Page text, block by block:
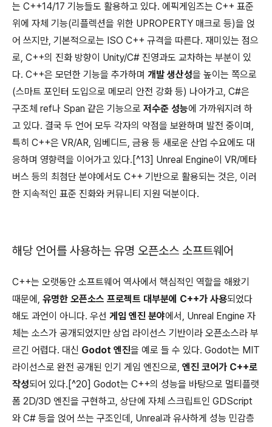
는 C++14/17 기능들도 활용하고 있다. 에픽게임즈는 C++ 표준
위에 자체 기능(리플렉션을 위한 UPROPERTY 매크로 등)을 얹
어 쓰지만, 기본적으로는 ISO C++ 규격을 따른다. 재미있는 점으
로, C++의 진화 방향이 Unity/C# 진영과도 교차하는 부분이 있
다. C++은 모던한 기능을 추가하며 개발 생산성을 높이는 쪽으로
(스마트 포인터 도입으로 메모리 안전 강화 등) 나아가고, C#은
구조체 ref나 Span 같은 기능으로 저수준 성능에 가까워지려 하
고 있다. 결국 두 언어 모두 각자의 약점을 보완하며 발전 중이며,
특히 C++은 VR/AR, 임베디드, 금융 등 새로운 산업 수요에도 대
응하며 영향력을 이어가고 있다.[^13] Unreal Engine이 VR/메타
버스 등의 최첨단 분야에서도 C++ 기반으로 활용되는 것은, 이러
한 지속적인 표준 진화와 커뮤니티 지원 덕분이다.
해당 언어를 사용하는 유명 오픈소스 소프트웨어
C++는 오랫동안 소프트웨어 역사에서 핵심적인 역할을 해왔기
때문에, 유명한 오픈소스 프로젝트 대부분에 C++가 사용되었다
해도 과언이 아니다. 우선 게임 엔진 분야에서, Unreal Engine 자
체는 소스가 공개되었지만 상업 라이선스 기반이라 오픈소스라 부
르긴 어렵다. 대신 Godot 엔진을 예로 들 수 있다. Godot는 MIT
라이선스로 완전 공개된 인기 게임 엔진으로, 엔진 코어가 C++로
작성되어 있다.[^20] Godot는 C++의 성능을 바탕으로 멀티플랫
폼 2D/3D 엔진을 구현하고, 상단에 자체 스크립트인 GDScript
와 C# 등을 얹어 쓰는 구조인데, Unreal과 유사하게 성능 민감층